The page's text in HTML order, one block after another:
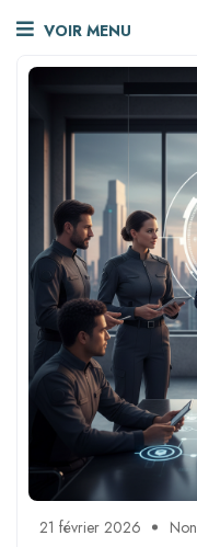
VOIR MENU
21 février 2026